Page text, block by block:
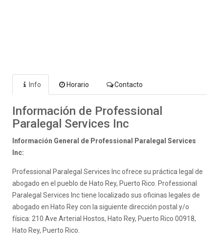
Info Horario Contacto
Información de Professional
Paralegal Services Inc
Información General de Professional Paralegal Services
Inc:
Professional Paralegal Services Inc ofrece su práctica legal de
abogado en el pueblo de Hato Rey, Puerto Rico. Professional
Paralegal Services Inc tiene localizado sus oficinas legales de
abogado en Hato Rey con la siguiente dirección postal y/o
física: 210 Ave Arterial Hostos, Hato Rey, Puerto Rico 00918,
Hato Rey, Puerto Rico.